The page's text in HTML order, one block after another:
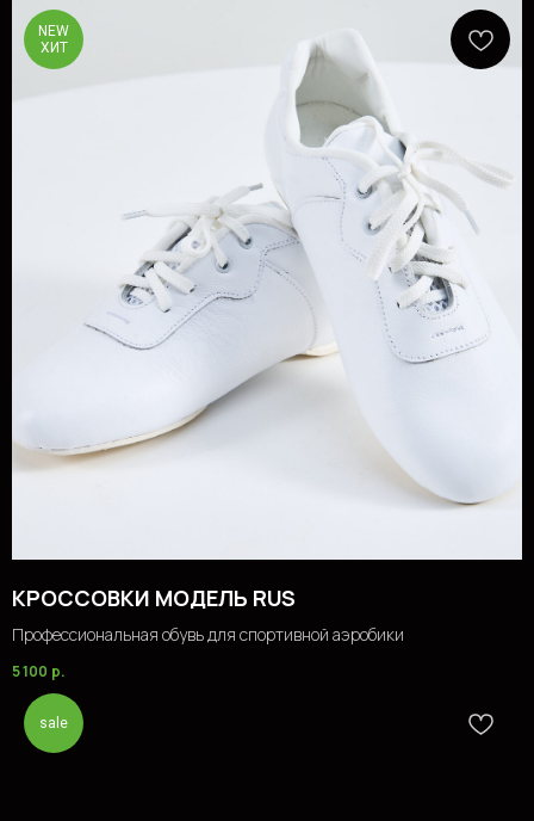
NEW
ХИТ
КРОССОВКИ МОДЕЛЬ RUS
Профессиональная обувь для спортивной аэробики
5 100 р.
sale